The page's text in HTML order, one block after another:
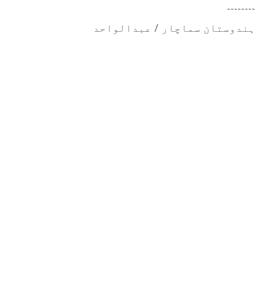
--------
ہندوستان سماچار / عبدالواحد